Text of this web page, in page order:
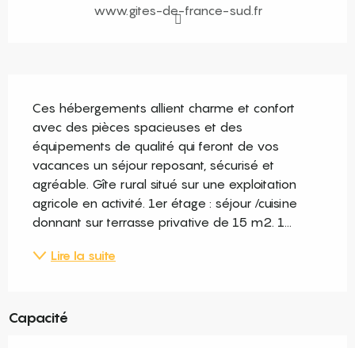
www.gites-de-france-sud.fr
Ces hébergements allient charme et confort
avec des pièces spacieuses et des
équipements de qualité qui feront de vos
vacances un séjour reposant, sécurisé et
agréable. Gîte rural situé sur une exploitation
agricole en activité. 1er étage : séjour /cuisine
donnant sur terrasse privative de 15 m2. 1...
Lire la suite
Capacité